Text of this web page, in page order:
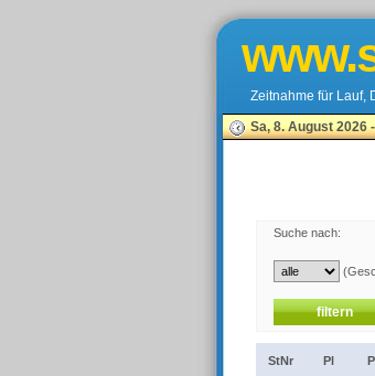
Zeitnahme für Lauf,
Sa, 8. August 2026
Suche nach:
StNr Pl